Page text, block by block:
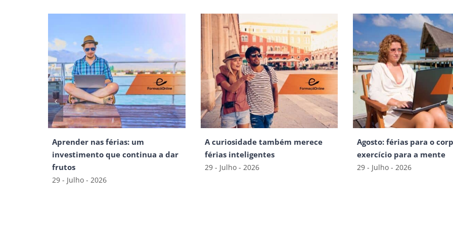
Aprender nas férias: um
investimento que continua a dar
frutos
29 - Julho - 2026
A curiosidade também merece
férias inteligentes
29 - Julho - 2026
Agosto: férias para o
exercício para a mente
29 - Julho - 2026